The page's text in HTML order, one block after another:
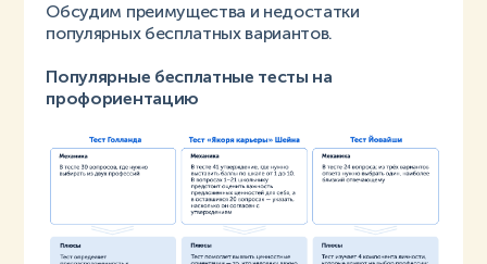
Обсудим преимущества и недостатки
популярных бесплатных вариантов.
Популярные бесплатные тесты на
профориентацию